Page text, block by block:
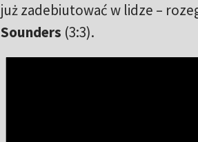
już zadebiutować w lidze –
Sounders (3:3).